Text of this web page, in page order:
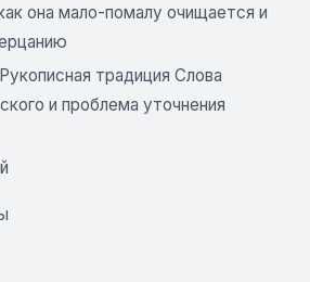
она мало-помалу очищается и
традиция Слова
и проблема уточнения